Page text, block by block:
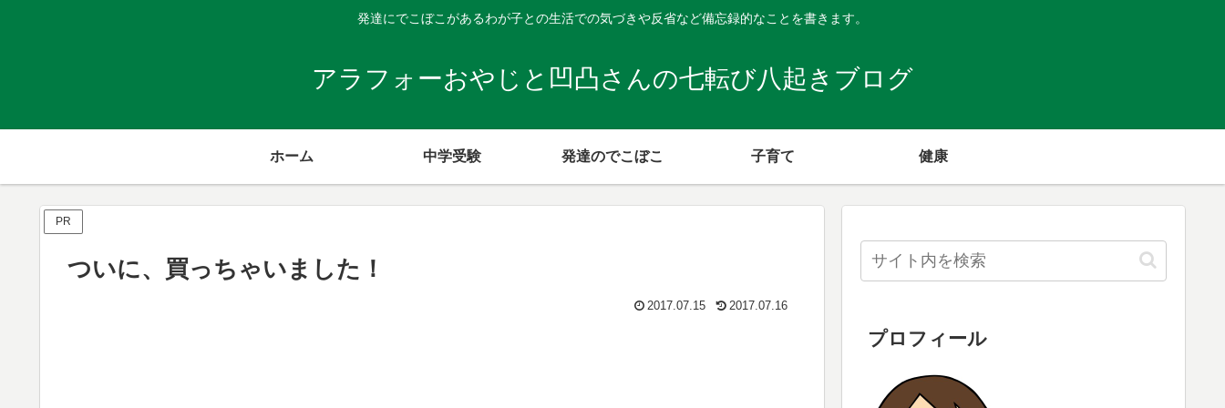
発達にでこぼこがあるわが子との生活での気づきや反省など備忘録的なことを書きます。
アラフォーおやじと凹凸さんの七転び八起きブログ
ホーム 中学受験 発達のでこぼこ 子育て 健康
PR
ついに、買っちゃいました！
2017.07.15 2017.07.16
プロフィール